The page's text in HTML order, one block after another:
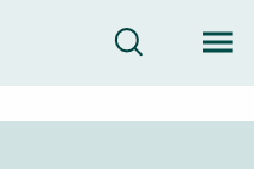
Søk